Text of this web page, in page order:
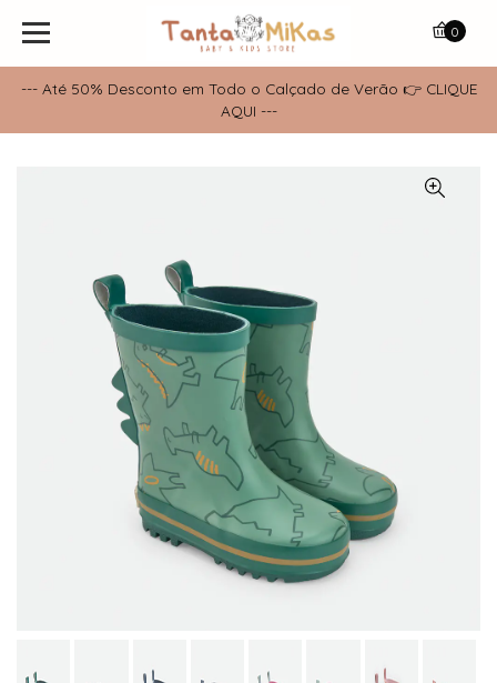
--- Até 50% Desconto em Todo o Calçado de Verão 👉 CLIQUE
AQUI ---
0